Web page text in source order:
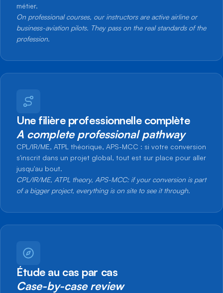
métier.
On professional courses, our instructors are active airline or
business-aviation pilots. They pass on the real standards of the
profession.
Une filière professionnelle complète
A complete professional pathway
CPL/IR/ME, ATPL théorique, APS-MCC : si votre conversion
s'inscrit dans un projet global, tout est sur place pour aller
jusqu'au bout.
CPL/IR/ME, ATPL theory, APS-MCC: if your conversion is part
of a bigger project, everything is on site to see it through.
Étude au cas par cas
Case-by-case review